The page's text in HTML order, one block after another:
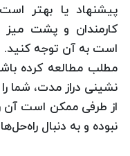
پیشنهاد یا بهتر
کارمندان و پشت
است به آن توجه کنید.
مطلب مطالعه کرده
نشینی دراز مدت، شما را
از طرفی ممکن است آن
نبوده و به دنبال